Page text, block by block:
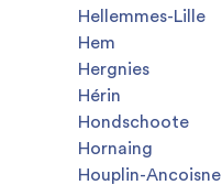
Hellemmes-Lille
Hem
Hergnies
Hérin
Hondschoote
Hornaing
Houplin-Ancoisne